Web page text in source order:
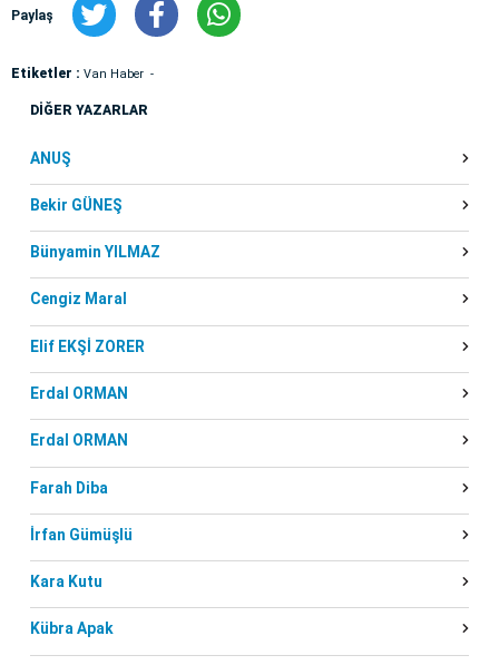
Paylaş
Etiketler : Van Haber
DİĞER YAZARLAR
ANUŞ
Bekir GÜNEŞ
Bünyamin YILMAZ
Cengiz Maral
Elif EKŞİ ZORER
Erdal ORMAN
Erdal ORMAN
Farah Diba
İrfan Gümüşlü
Kara Kutu
Kübra Apak